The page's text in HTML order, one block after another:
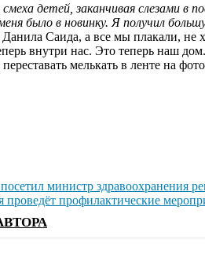
детей, заканчивая слезами в
было в новинку. Я получил
Саида, а все мы плакали, не
внутри нас. Это теперь наш
мелькать в ленте на
министр здравоохранения
проведёт профилактические